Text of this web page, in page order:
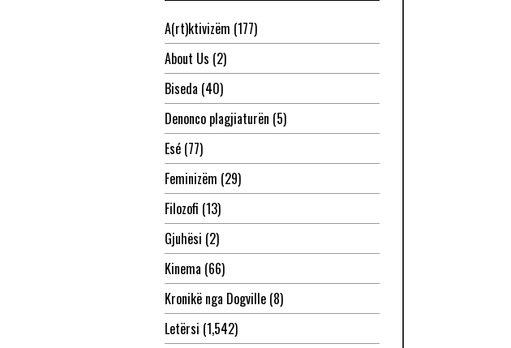
A(rt)ktivizëm (177)
About Us (2)
Biseda (40)
Denonco plagjiaturën (5)
Esé(77)
Feminizëm (29)
Filozofi (13)
Gjuhësi (2)
Kinema (66)
Kronikë nga Dogville(8)
Letërsi (1,542)